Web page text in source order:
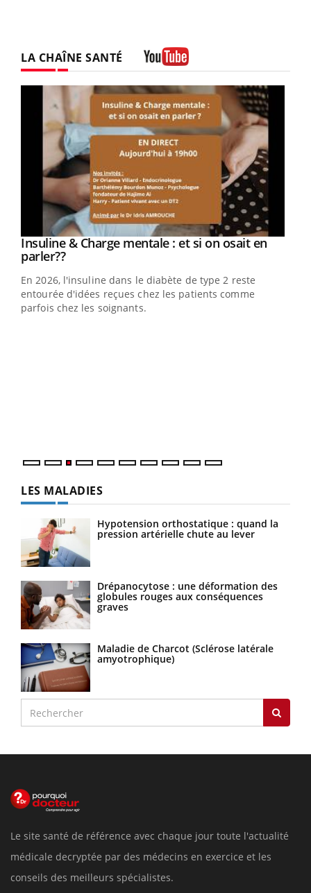
LA CHAÎNE SANTÉ
Youtube
Insuline & Charge mentale : et si on osait en
parler??Youtube
En 2026, l'insuline dans le diabète de type 2 reste
entourée d'idées reçues chez les patients comme
parfois chez les soignants.
LES MALADIES
Hypotension orthostatique : quand la
pression artérielle chute au lever
Drépanocytose : une déformation des
globules rouges aux conséquences
graves
Maladie de Charcot (Sclérose latérale
amyotrophique)
Le site santé de référence avec chaque jour toute l'actualité
médicale decryptée par des médecins en exercice et les
conseils des meilleurs spécialistes.